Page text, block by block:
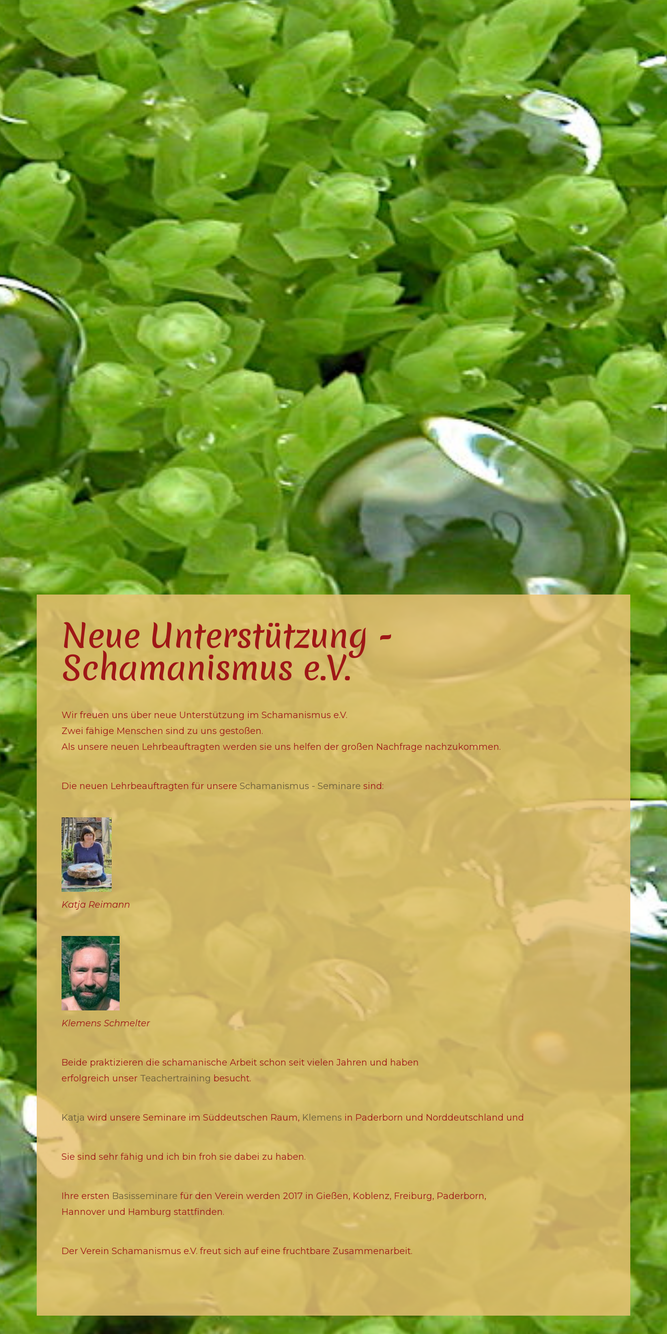
Neue Unterstützung -
Schamanismus e.V.
Wir freuen uns über neue Unterstützung im Schamanismus e.V.
Zwei fähige Menschen sind zu uns gestoßen.
Als unsere neuen Lehrbeauftragten werden sie uns helfen der großen Nachfrage nachzukommen.
Die neuen Lehrbeauftragten für unsere Schamanismus - Seminare sind:
Katja Reimann
Klemens Schmelter
Beide praktizieren die schamanische Arbeit schon seit vielen Jahren und haben
erfolgreich unser Teachertraining besucht.
Katja wird unsere Seminare im Süddeutschen Raum, Klemens in Paderborn und Norddeutschland und
Sie sind sehr fähig und ich bin froh sie dabei zu haben.
Ihre ersten Basisseminare für den Verein werden 2017 in Gießen, Koblenz, Freiburg, Paderborn,
Hannover und Hamburg stattfinden.
Der Verein Schamanismus e.V. freut sich auf eine fruchtbare Zusammenarbeit.